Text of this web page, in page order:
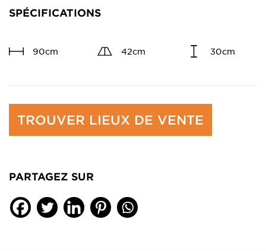
SPÉCIFICATIONS
90cm 42cm 30cm
TROUVER LIEUX DE VENTE
PARTAGEZ SUR